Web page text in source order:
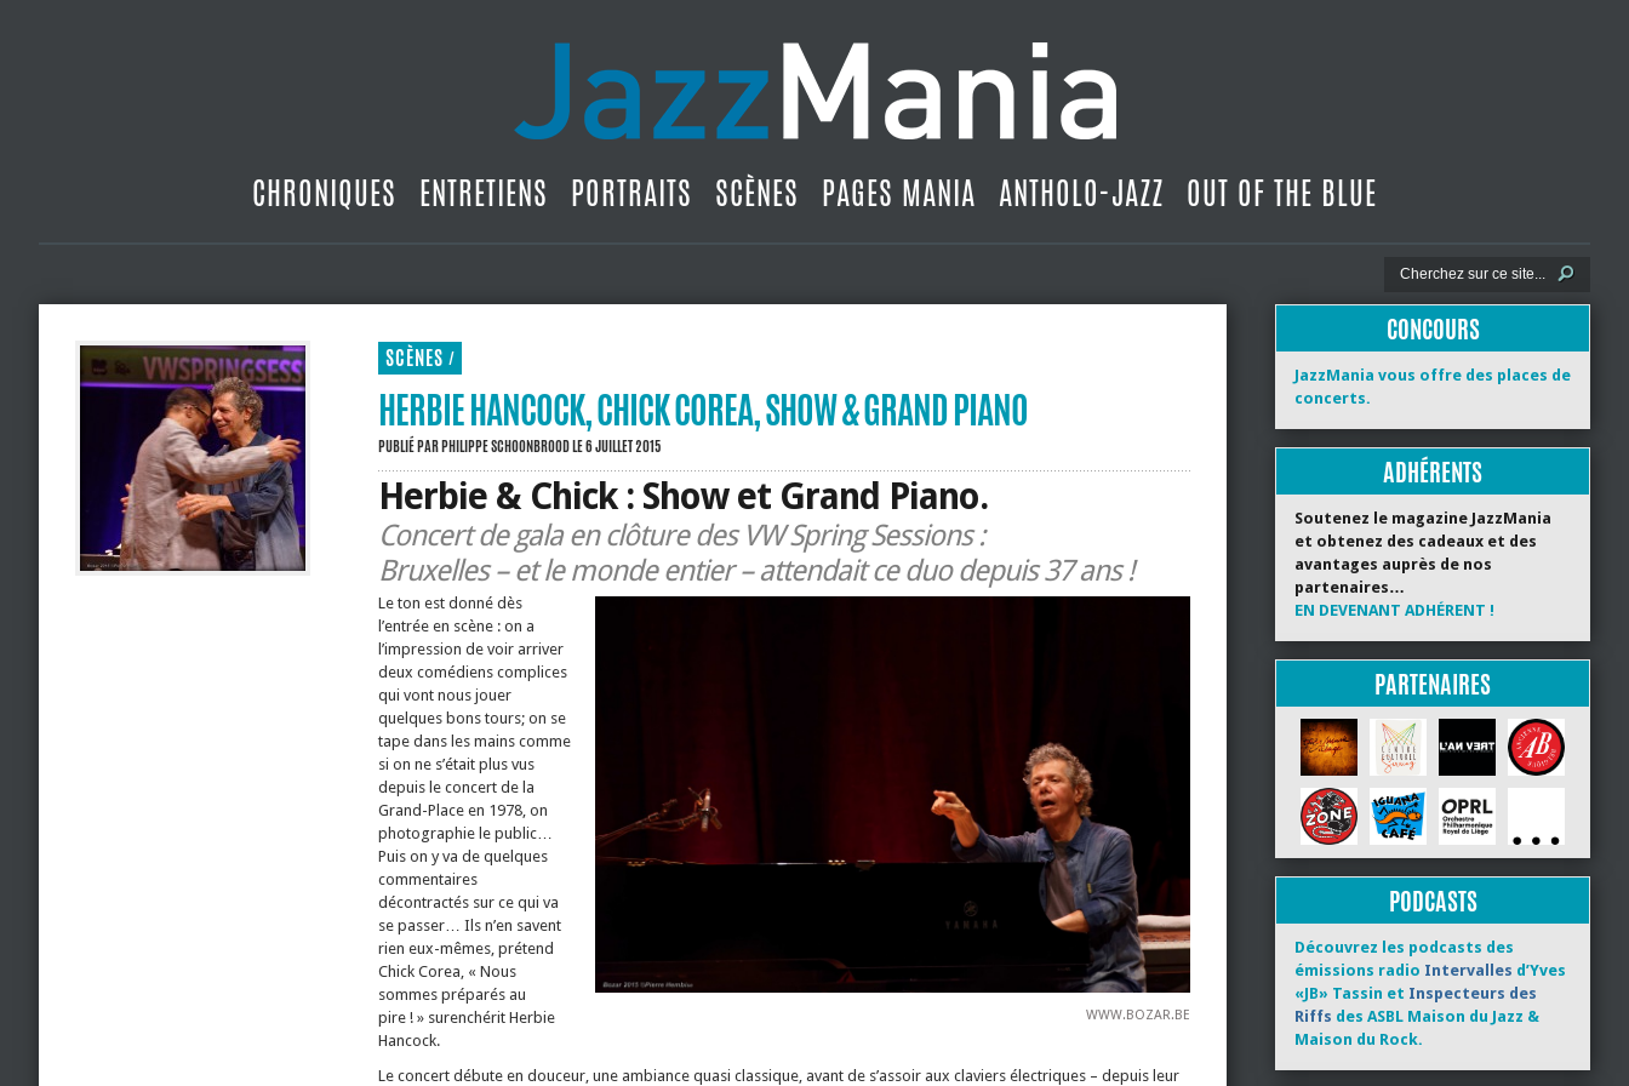
CHRONIQUES ENTRETIENS PORTRAITS SCÈNES PAGES MANIA ANTHOLO-JAZZ OUT OF THE BLUE
SCÈNES /
HERBIE HANCOCK, CHICK COREA, SHOW & GRAND PIANO
PUBLIÉ PARPHILIPPE SCHOONBROODLE 6 JUILLET 2015
Herbie & Chick : Show et Grand Piano.
Concert de gala en clôture des VW Spring Sessions :
Bruxelles – et le monde entier – attendait ce duo depuis 37 ans !
WWW.BOZAR.BE
Le ton est donné dès
l’entrée en scène : on a
l’impression de voir arriver
deux comédiens complices
qui vont nous jouer
quelques bons tours; on se
tape dans les mains comme
si on ne s’était plus vus
depuis le concert de la
Grand-Place en 1978, on
photographie le public…
Puis on y va de quelques
commentaires
décontractés sur ce qui va
se passer… Ils n’en savent
rien eux-mêmes, prétend
Chick Corea, « Nous
sommes préparés au
pire ! » surenchérit Herbie
Hancock.
Le concert débute en douceur, une ambiance quasi classique, avant de s’assoir aux claviers électriques – depuis leur
CONCOURS
JazzMania vous offre des places de
concerts.
ADHÉRENTS
Soutenez le magazine JazzMania
et obtenez des cadeaux et des
avantages auprès de nos
partenaires…
EN DEVENANT ADHÉRENT !
PARTENAIRES
PODCASTS
Découvrez les podcasts des
émissions radio Intervalles d’Yves
«JB» Tassin et Inspecteurs des
Riffs des ASBL Maison du Jazz &
Maison du Rock.